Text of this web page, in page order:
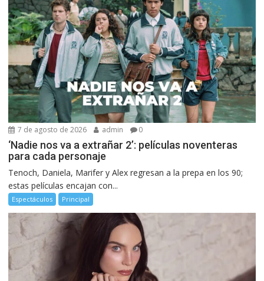
7 de agosto de 2026 admin 0
‘Nadie nos va a extrañar 2’: películas noventeras
para cada personaje
Tenoch, Daniela, Marifer y Alex regresan a la prepa en los 90;
estas películas encajan con...
Espectáculos Principal